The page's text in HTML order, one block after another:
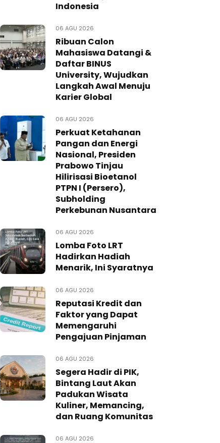
Indonesia
06 AGU 2026
Ribuan Calon
Mahasiswa Datangi &
Daftar BINUS
University, Wujudkan
Langkah Awal Menuju
Karier Global
06 AGU 2026
Perkuat Ketahanan
Pangan dan Energi
Nasional, Presiden
Prabowo Tinjau
Hilirisasi Bioetanol
PTPN I (Persero),
Subholding
Perkebunan Nusantara
06 AGU 2026
Lomba Foto LRT
Hadirkan Hadiah
Menarik, Ini Syaratnya
06 AGU 2026
Reputasi Kredit dan
Faktor yang Dapat
Memengaruhi
Pengajuan Pinjaman
06 AGU 2026
Segera Hadir di PIK,
Bintang Laut Akan
Padukan Wisata
Kuliner, Memancing,
dan Ruang Komunitas
06 AGU 2026